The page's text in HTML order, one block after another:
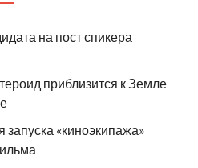
на пост спикера
приблизится к Земле
запуска «киноэкипажа»